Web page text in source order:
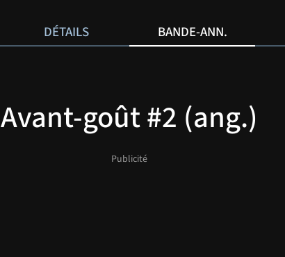
DÉTAILS BANDE-ANN.
Avant-goût #2 (ang.)